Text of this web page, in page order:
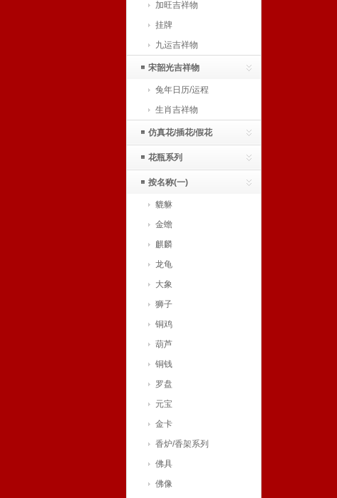
加旺吉祥物
挂牌
九运吉祥物
宋韶光吉祥物
兔年日历/运程
生肖吉祥物
仿真花/插花/假花
花瓶系列
按名称(一)
貔貅
金蟾
麒麟
龙龟
大象
狮子
铜鸡
葫芦
铜钱
罗盘
元宝
金卡
香炉/香架系列
佛具
佛像